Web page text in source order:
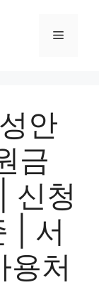
Menu
안
금
신청
| 서
처